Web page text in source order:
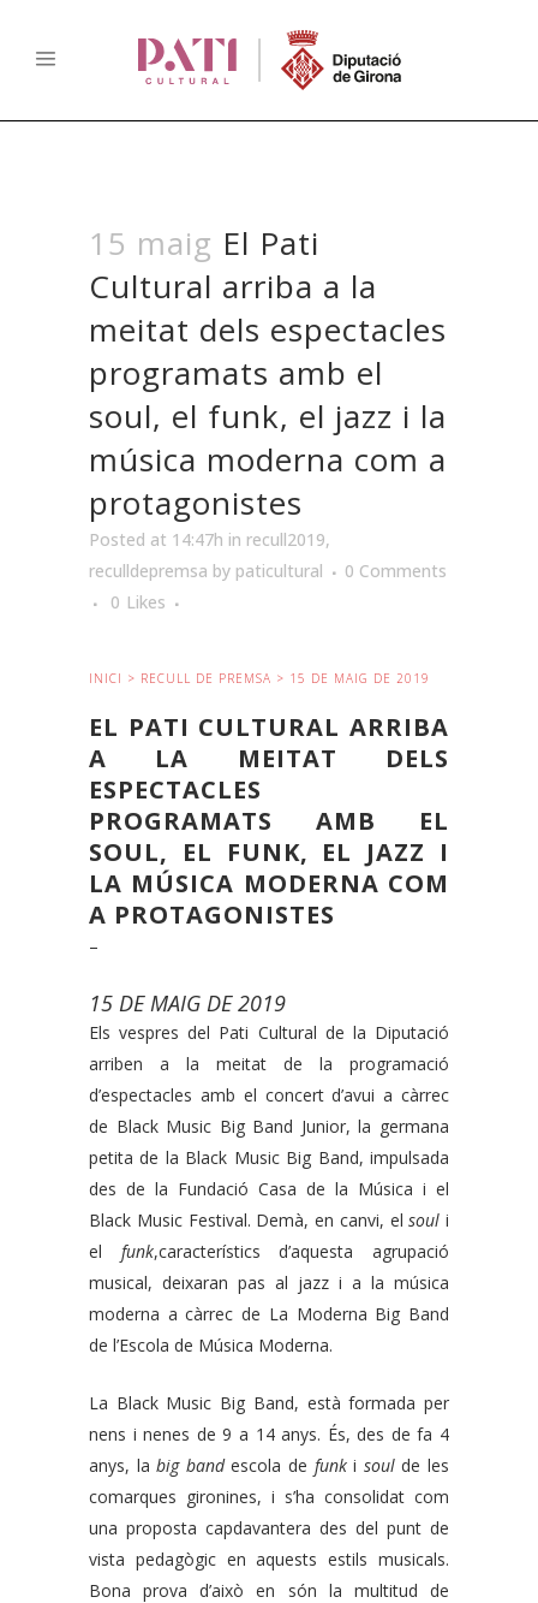
15 maig El Pati
Cultural arriba a la
meitat dels espectacles
programats amb el
soul, el funk, el jazz i la
música moderna com a
protagonistes
Posted at 14:47h in recull2019,
reculldepremsa by paticultural
0 Comments
0 Likes
INICI > RECULL DE PREMSA > 15 DE MAIG DE 2019
EL PATI CULTURAL ARRIBA
A LA MEITAT DELS
ESPECTACLES
PROGRAMATS AMB EL
SOUL, EL FUNK, EL JAZZ I
LA MÚSICA MODERNA COM
A PROTAGONISTES
–
15 DE MAIG DE 2019
Els vespres del Pati Cultural de la Diputació
arriben a la meitat de la programació
d’espectacles amb el concert d’avui a càrrec
de Black Music Big Band Junior, la germana
petita de la Black Music Big Band, impulsada
des de la Fundació Casa de la Música i el
Black Music Festival. Demà, en canvi, elsoul i
el funk,característics d’aquesta agrupació
musical, deixaran pas al jazz i a la música
moderna a càrrec de La Moderna Big Band
de l’Escola de Música Moderna.
La Black Music Big Band, està formada per
nens i nenes de 9 a 14 anys. És, des de fa 4
anys, labig bandescola de funki soulde les
comarques gironines, i s’ha consolidat com
una proposta capdavantera des del punt de
vista pedagògic en aquests estils musicals.
Bona prova d’això en són la multitud de